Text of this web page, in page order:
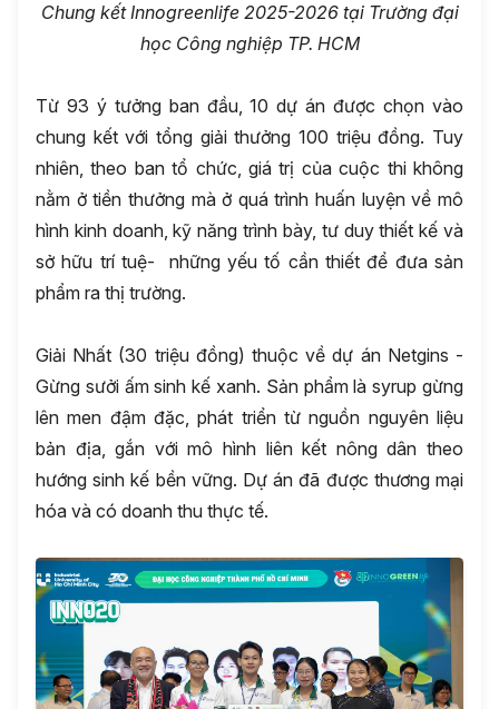
Chung kếtInnogreenlife 2025-2026tại Trường đại
học Công nghiệp TP. HCM
Từ 93 ý tưởng ban đầu, 10 dự án được chọn vào
chung kết với tổng giải thưởng 100 triệu đồng. Tuy
nhiên, theo ban tổ chức, giá trị của cuộc thi không
nằm ở tiền thưởng mà ở quá trình huấn luyện về mô
hình kinh doanh, kỹ năng trình bày, tư duy thiết kế và
sở hữu trí tuệ- những yếu tố cần thiết để đưa sản
phẩm ra thị trường.
Giải Nhất (30 triệu đồng) thuộc về dự án Netgins -
Gừng sưởi ấm sinh kế xanh. Sản phẩm là syrup gừng
lên men đậm đặc, phát triển từ nguồn nguyên liệu
bản địa, gắn với mô hình liên kết nông dân theo
hướng sinh kế bền vững. Dự án đã được thương mại
hóa và có doanh thu thực tế.